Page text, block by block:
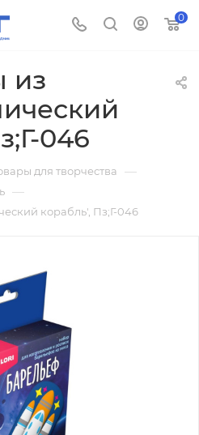
0
из
046
для творчества —
—
корабль', Пз;Г-046